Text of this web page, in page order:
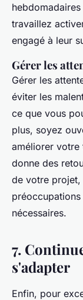
travaillez
engagé à leur
Gérer les
Gérer les
éviter les
ce que vous
plus, soyez
améliorer votre
donne des
de votre projet,
nécessaires.
7.
s'adapter
Enfin, pour